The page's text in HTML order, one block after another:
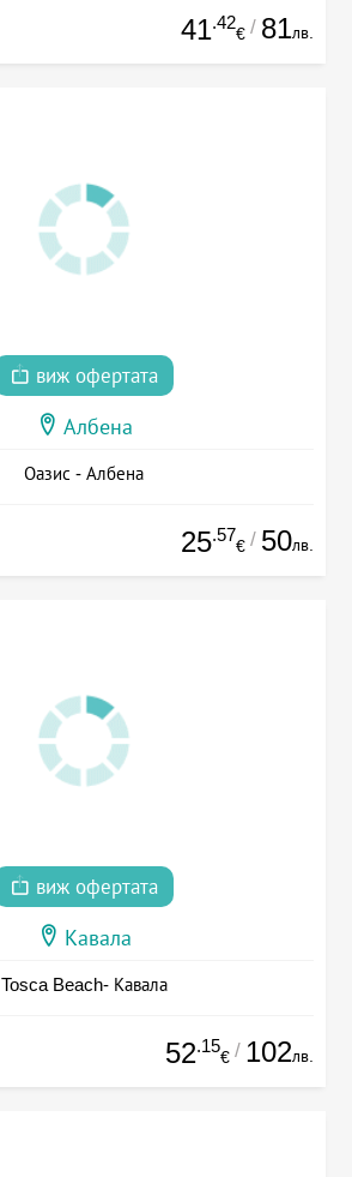
41.42
€ / 81лв.
виж офертата
Албена
Оазис - Албена
25.57
€ / 50лв.
виж офертата
Кавала
Tosca Beach- Кавала
52.15
€ / 102лв.